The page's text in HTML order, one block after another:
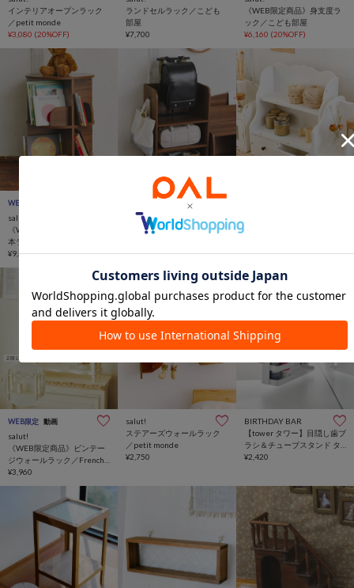
インテリアオープンラック
／petit monde
¥3,080 (20%OFF)
ランドセルラック／こども
部屋
¥7,700
《WEB限定商品》身支度ラ
ック／こども部屋
¥6,160 (20%OFF)
WEB限定
salut!
《WEB限定商品》回転式絵
本ラック／こども部屋
¥9,350
salut!
《WEB限定カラー》ランド
¥7,700
choupinet
WEB限定 動画
salut!
《WEB限定商品》ビンテー
ジウォールラック／French
Vintage
¥3,960
salut!
ステアーズウォールラック
／petit monde
¥2,750
BIRTHDAY BAR
【tower タワー】目隠し歯ブ
ラシ＆チューブスタンド タ
ワー
¥2,420